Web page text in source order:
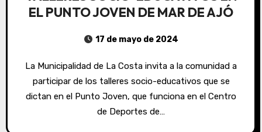
EL PUNTO JOVEN DE MAR DE AJÓ
17 de mayo de 2024
La Municipalidad de La Costa invita a la comunidad a
participar de los talleres socio-educativos que se
dictan en el Punto Joven, que funciona en el Centro
de Deportes de…